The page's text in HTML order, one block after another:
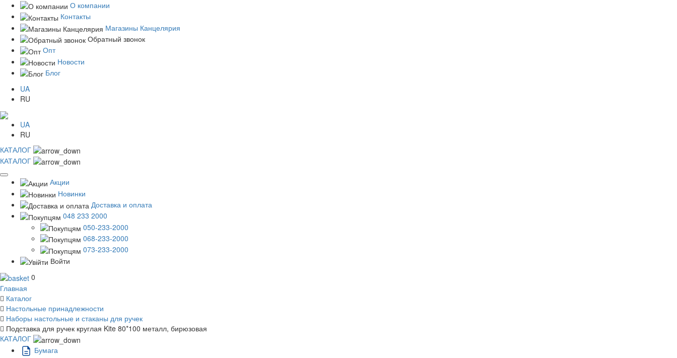
О компании
Контакты
Магазины Канцелярия
Обратный звонок
Опт
Новости
Блог
UA
RU
UA
RU
КАТАЛОГ
КАТАЛОГ
Акции
Новинки
Доставка и оплата
048 233 2000
050-233-2000
068-233-2000
073-233-2000
Войти
0
Главная
Каталог
Настольные принадлежности
Наборы настольные и стаканы для ручек
Подставка для ручек круглая Kite 80*100 металл, бирюзовая
КАТАЛОГ
Бумага